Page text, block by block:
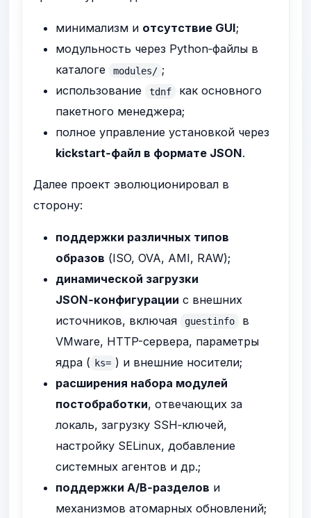
минимализм и отсутствие GUI;
модульность через Python‑файлы в
каталоге
modules/ ;
использование
tdnf
как основного
пакетного менеджера;
полное управление установкой через
kickstart‑файл в формате JSON.
Далее проект эволюционировал в
сторону:
поддержки различных типов
образов (ISO, OVA, AMI, RAW);
динамической загрузки
JSON‑конфигурации с внешних
источников, включая
guestinfo
в
VMware, HTTP-сервера, параметры
ядра (
ks= ) и внешние носители;
расширения набора модулей
постобработки, отвечающих за
локаль, загрузку SSH‑ключей,
настройку SELinux, добавление
системных агентов и др.;
поддержки A/B‑разделов и
механизмов атомарных обновлений;